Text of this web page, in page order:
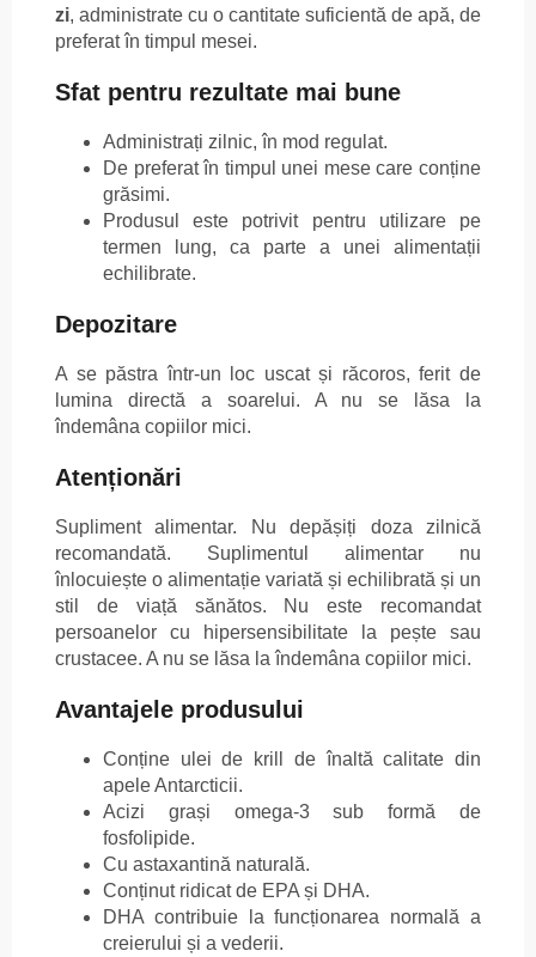
zi, administrate cu o cantitate suficientă de apă, de
preferat în timpul mesei.
Sfat pentru rezultate mai bune
Administrați zilnic, în mod regulat.
De preferat în timpul unei mese care conține
grăsimi.
Produsul este potrivit pentru utilizare pe
termen lung, ca parte a unei alimentații
echilibrate.
Depozitare
A se păstra într-un loc uscat și răcoros, ferit de
lumina directă a soarelui. A nu se lăsa la
îndemâna copiilor mici.
Atenționări
Supliment alimentar. Nu depășiți doza zilnică
recomandată. Suplimentul alimentar nu
înlocuiește o alimentație variată și echilibrată și un
stil de viață sănătos. Nu este recomandat
persoanelor cu hipersensibilitate la pește sau
crustacee. A nu se lăsa la îndemâna copiilor mici.
Avantajele produsului
Conține ulei de krill de înaltă calitate din
apele Antarcticii.
Acizi grași omega-3 sub formă de
fosfolipide.
Cu astaxantină naturală.
Conținut ridicat de EPA și DHA.
DHA contribuie la funcționarea normală a
creierului și a vederii.